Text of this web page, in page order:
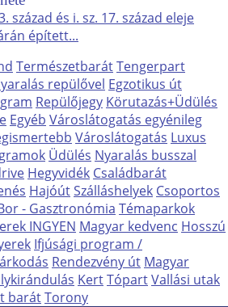
század és i. sz. 17. század eleje
épített...
TermészetbarátTengerpart
repülővel Egzotikus út
Repülőjegy Körutazás+Üdülés
Egyéb Városlátogatás egyénileg
Városlátogatás Luxus
Üdülés Nyaralás busszal
Hegyvidék Családbarát
HajóútSzálláshelyek Csoportos
- Gasztronómia Témaparkok
INGYEN Magyar kedvenc Hosszú
Ifjúsági program /
Rendezvény út Magyar
KertTópartVallási utak
barátTorony